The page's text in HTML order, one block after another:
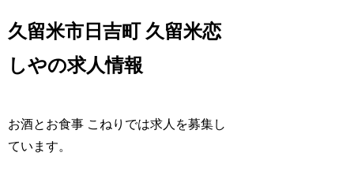
久留米市日吉町 久留米恋
しやの求人情報
お酒とお食事 こねりでは求人を募集し
ています。